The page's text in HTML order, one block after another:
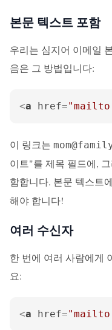
본문 텍스트 포함
우리는 심지어 이메일
음은 그 방법입니다:
<a href=
이 링크는
이트"를 제목 필드에,
함합니다. 본문 텍스트
해야 합니다!
여러 수신자
한 번에 여러 사람에게
요:
<a href=